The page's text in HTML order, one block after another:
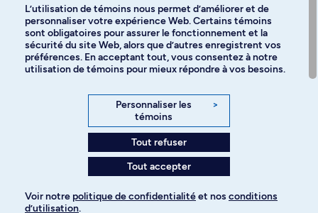
Langues
Facebook Instagram
YouTube
Politique de confidentialité
L’utilisation de témoins nous permet d’améliorer et de
personnaliser votre expérience Web. Certains témoins
sont obligatoires pour assurer le fonctionnement et la
sécurité du site Web, alors que d’autres enregistrent vos
préférences. En acceptant tout, vous consentez à notre
utilisation de témoins pour mieux répondre à vos besoins.
Personnaliser les
témoins
>
Tout refuser
Tout accepter
Voir notre politique de confidentialitéet nos conditions
d’utilisation.